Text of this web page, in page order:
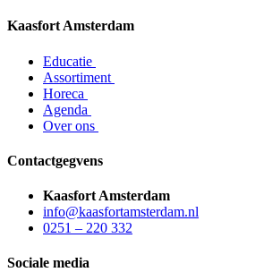
Kaasfort Amsterdam
Educatie
Assortiment
Horeca
Agenda
Over ons
Contactgegvens
Kaasfort Amsterdam
info@kaasfortamsterdam.nl
0251 – 220 332
Sociale media